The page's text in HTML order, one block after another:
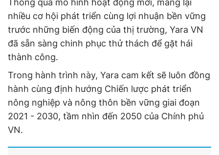
Thông qua mô hình hoạt động mới, mang lại
nhiều cơ hội phát triển cùng lợi nhuận bền vững
trước những biến động của thị trường, Yara VN
đã sẵn sàng chinh phục thử thách để gặt hái
thành công.
Trong hành trình này, Yara cam kết sẽ luôn đồng
hành cùng định hướng Chiến lược phát triển
nông nghiệp và nông thôn bền vững giai đoạn
2021 - 2030, tầm nhìn đến 2050 của Chính phủ
VN.